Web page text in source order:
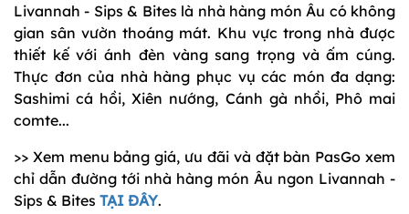
Livannah - Sips & Bites là nhà hàng món Âu có không
gian sân vườn thoáng mát. Khu vực trong nhà được
thiết kế với ánh đèn vàng sang trọng và ấm cúng.
Thực đơn của nhà hàng phục vụ các món đa dạng:
Sashimi cá hồi, Xiên nướng, Cánh gà nhồi, Phô mai
comte...
>> Xem menu bảng giá, ưu đãi và đặt bàn PasGo xem
chỉ dẫn đường tới nhà hàng món Âu ngon Livannah -
Sips & Bites TẠI ĐÂY.